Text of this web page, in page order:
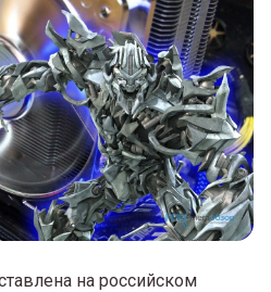
на российском